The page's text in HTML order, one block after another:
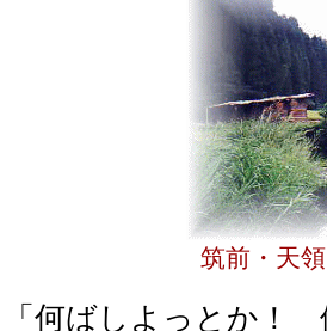
筑前・天
「何ばしよっとか！